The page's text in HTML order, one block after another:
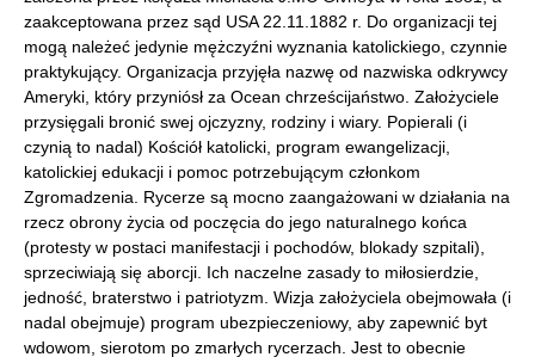
zaakceptowana przez sąd USA 22.11.1882 r. Do organizacji tej
mogą należeć jedynie mężczyźni wyznania katolickiego, czynnie
praktykujący. Organizacja przyjęła nazwę od nazwiska odkrywcy
Ameryki, który przyniósł za Ocean chrześcijaństwo. Założyciele
przysięgali bronić swej ojczyzny, rodziny i wiary. Popierali (i
czynią to nadal) Kościół katolicki, program ewangelizacji,
katolickiej edukacji i pomoc potrzebującym członkom
Zgromadzenia. Rycerze są mocno zaangażowani w działania na
rzecz obrony życia od poczęcia do jego naturalnego końca
(protesty w postaci manifestacji i pochodów, blokady szpitali),
sprzeciwiają się aborcji. Ich naczelne zasady to miłosierdzie,
jedność, braterstwo i patriotyzm. Wizja założyciela obejmowała (i
nadal obejmuje) program ubezpieczeniowy, aby zapewnić byt
wdowom, sierotom po zmarłych rycerzach. Jest to obecnie